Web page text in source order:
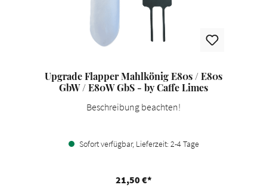
Upgrade Flapper Mahlkönig E80s / E80s
GbW / E80W GbS - by Caffe Limes
Beschreibung beachten!
Sofort verfügbar, Lieferzeit: 2-4 Tage
21,50 €*